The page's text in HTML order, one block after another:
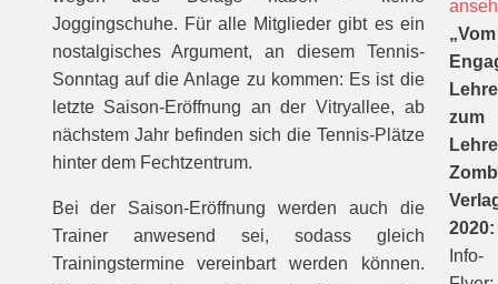
Joggingschuhe. Für alle Mitglieder gibt es ein
nostalgisches Argument, an diesem Tennis-
Sonntag auf die Anlage zu kommen: Es ist die
letzte Saison-Eröffnung an der Vitryallee, ab
nächstem Jahr befinden sich die Tennis-Plätze
hinter dem Fechtzentrum.
Bei der Saison-Eröffnung werden auch die
Trainer anwesend sei, sodass gleich
Trainingstermine vereinbart werden können.
„Vom
zum
2020:
Info-